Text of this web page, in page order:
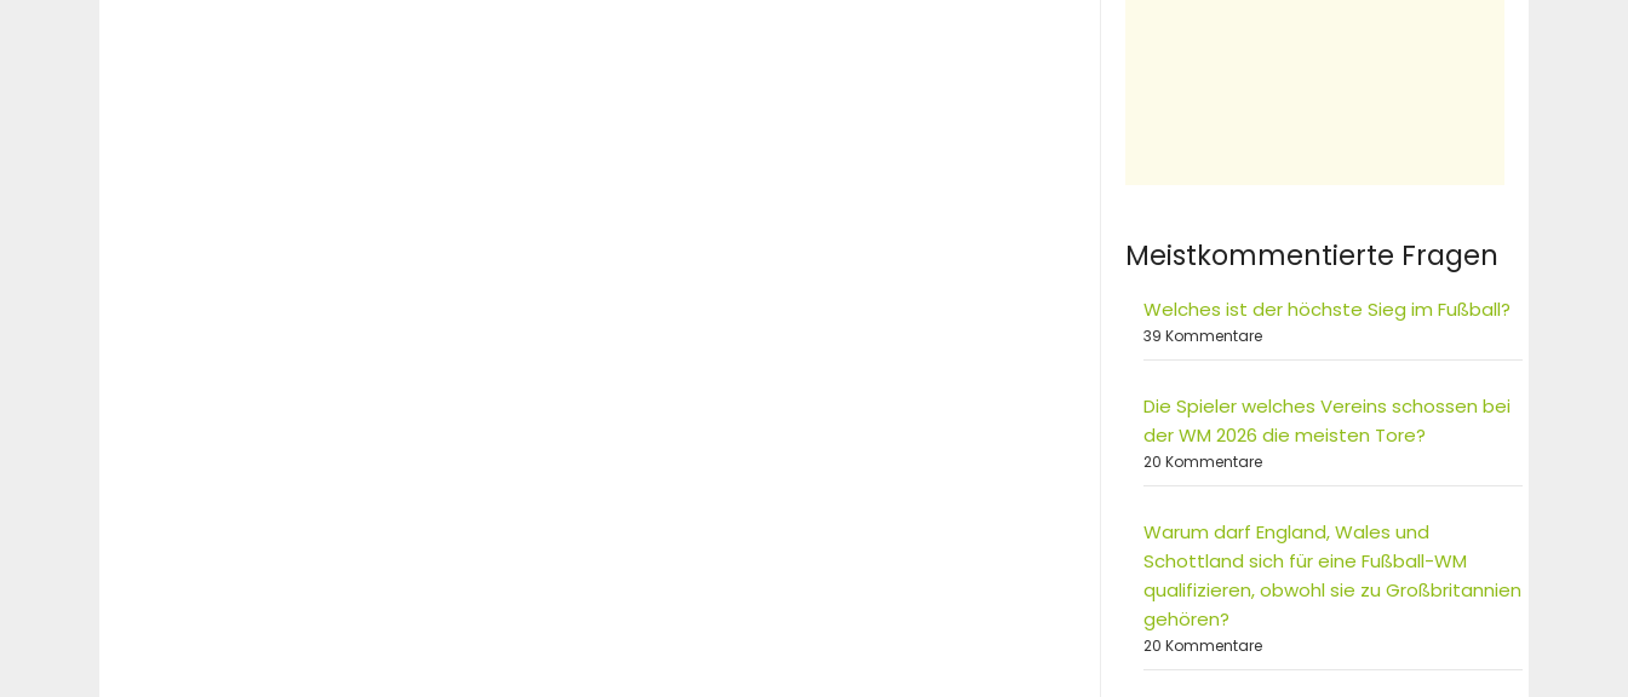
Meistkommentierte Fragen
Welches ist der höchste Sieg im Fußball?
39 Kommentare
Die Spieler welches Vereins schossen bei
der WM 2026 die meisten Tore?
20 Kommentare
Warum darf England, Wales und
Schottland sich für eine Fußball-WM
qualifizieren, obwohl sie zu Großbritannien
gehören?
20 Kommentare